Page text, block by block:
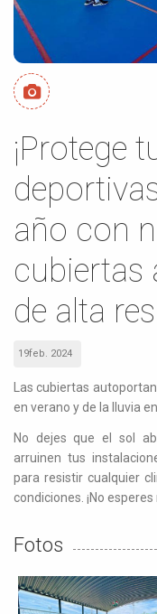
¡Protege
año con
cubiertas
de alta
19feb. 2024
Las cubiertas
en verano y de la lluvia
No dejes que el sol
arruinen tus
para resistir cualquier
condiciones. ¡No
Fotos